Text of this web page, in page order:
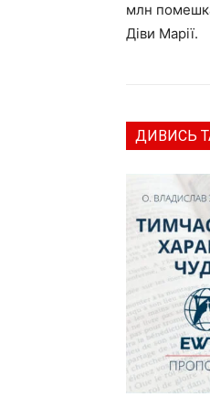
млн
Діви Марії.
ДИВИСЬ